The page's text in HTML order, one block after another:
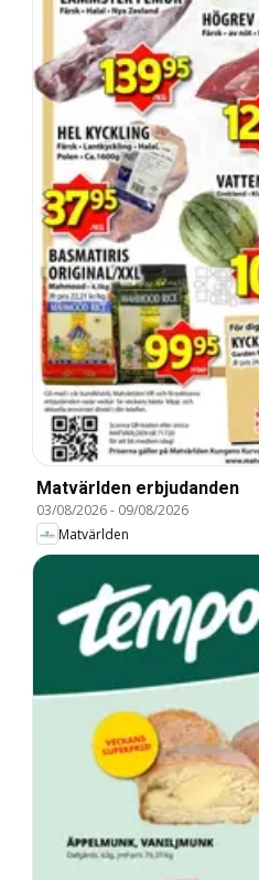
Matvärlden erbjudanden
03/08/2026- 09/08/2026
Matvärlden